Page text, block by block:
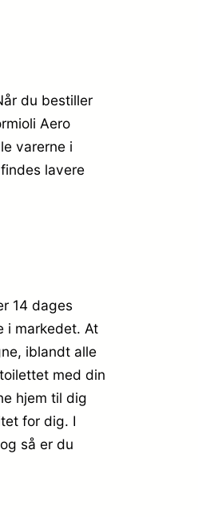
du bestiller
Aero
varerne i
lavere
14 dages
i markedet. At
iblandt alle
med din
hjem til dig
for dig. I
så er du